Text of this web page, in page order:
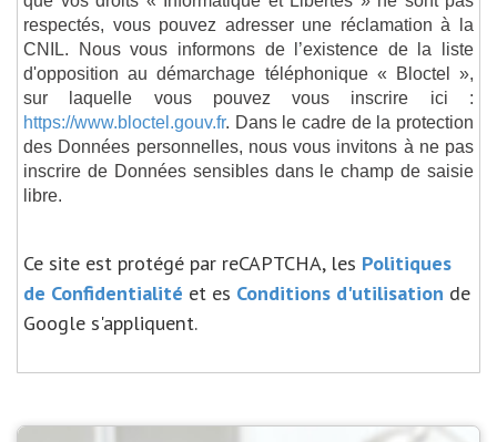
respectés, vous pouvez adresser une réclamation à la
CNIL. Nous vous informons de l’existence de la liste
d'opposition au démarchage téléphonique « Bloctel »,
sur laquelle vous pouvez vous inscrire ici :
https://www.bloctel.gouv.fr. Dans le cadre de la protection
des Données personnelles, nous vous invitons à ne pas
inscrire de Données sensibles dans le champ de saisie
libre.
Ce site est protégé par reCAPTCHA, les Politiques
de Confidentialité et es Conditions d'utilisation de
Google s'appliquent.